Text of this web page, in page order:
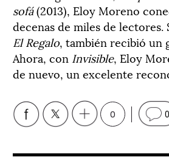
sofá(2013), Eloy Moreno
decenas de miles de lectores.
El Regalo, también recibió un
Ahora, con Invisible, Eloy
de nuevo, un excelente
0 0